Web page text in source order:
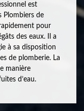
est
Plombiers de
pour
des eaux. Il a
à sa disposition
de plomberie. La
manière
d’eau.